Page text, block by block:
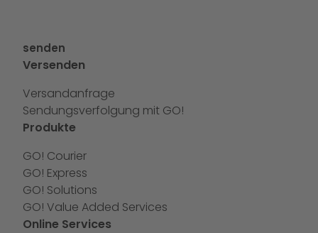
senden
Versenden
Versandanfrage
Sendungsverfolgung mit GO!
Produkte
GO! Courier
GO! Express
GO! Solutions
GO! Value Added Services
Online Services